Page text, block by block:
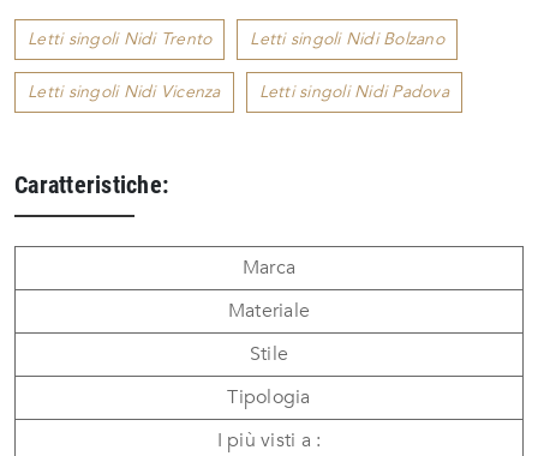
Letti singoli Nidi Trento Letti singoli Nidi Bolzano
Letti singoli Nidi Vicenza Letti singoli Nidi Padova
Caratteristiche:
Marca
Materiale
Stile
Tipologia
I più visti a :